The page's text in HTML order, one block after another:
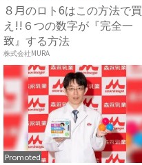
８月のロト6はこの方法で買
え!!６つの数字が『完全一
致』する方法
株式会社MURA
Promoted